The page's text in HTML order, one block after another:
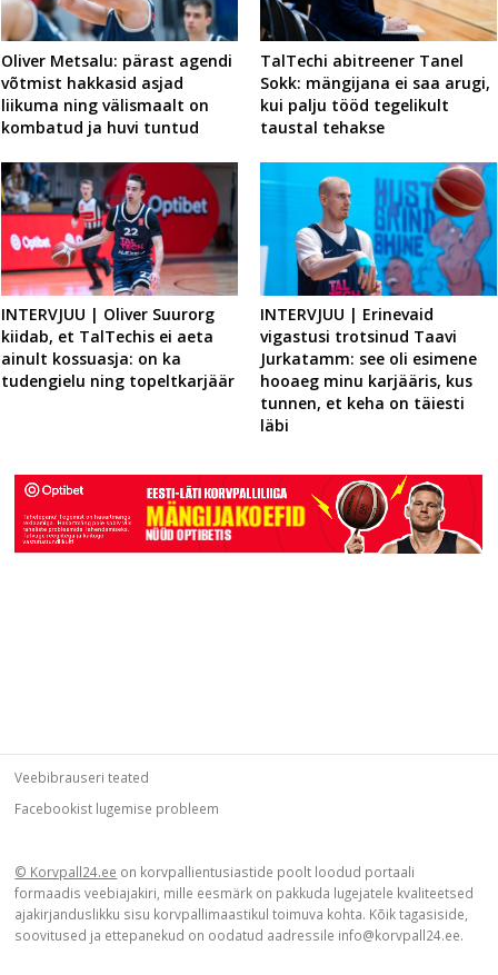
Oliver Metsalu: pärast agendi
võtmist hakkasid asjad
liikuma ning välismaalt on
kombatud ja huvi tuntud
TalTechi abitreener Tanel
Sokk: mängijana ei saa arugi,
kui palju tööd tegelikult
taustal tehakse
INTERVJUU | Oliver Suurorg
kiidab, et TalTechis ei aeta
ainult kossuasja: on ka
tudengielu ning topeltkarjäär
INTERVJUU | Erinevaid
vigastusi trotsinud Taavi
Jurkatamm: see oli esimene
hooaeg minu karjääris, kus
tunnen, et keha on täiesti
läbi
Veebibrauseri teated
Facebookist lugemise probleem
© Korvpall24.ee on korvpallientusiastide poolt loodud portaali
formaadis veebiajakiri, mille eesmärk on pakkuda lugejatele kvaliteetsed
ajakirjanduslikku sisu korvpallimaastikul toimuva kohta. Kõik tagasiside,
soovitused ja ettepanekud on oodatud aadressile info@korvpall24.ee.